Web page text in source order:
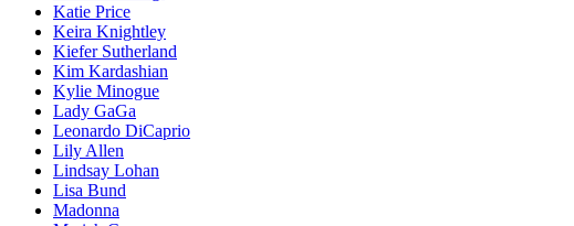
Katie Price
Keira Knightley
Kiefer Sutherland
Kim Kardashian
Kylie Minogue
Lady GaGa
Leonardo DiCaprio
Lily Allen
Lindsay Lohan
Lisa Bund
Madonna